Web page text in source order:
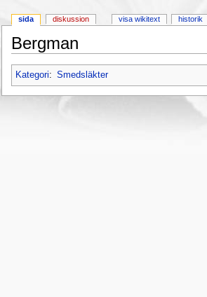
Bergman
Kategori: Smedsläkter
sida diskussion visa wikitext historik